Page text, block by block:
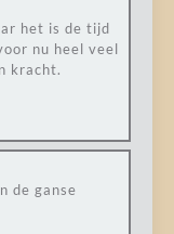
het is de tijd
nu heel veel
kracht.
de ganse